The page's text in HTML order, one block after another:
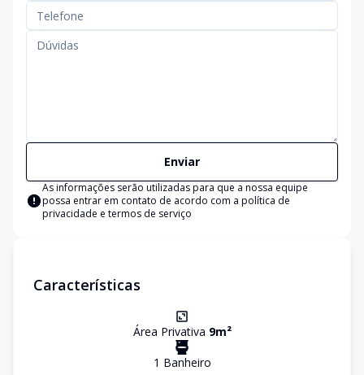
Enviar
As informações serão utilizadas para que a nossa equipe
possa entrar em contato de acordo com a política de
privacidade e termos de serviço
Características
Área Privativa 9m²
1 Banheiro